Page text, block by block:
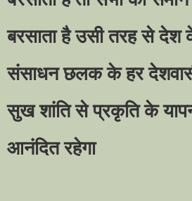
बरसाता है उसी तरह से
संसाधन छलक के हर
सुख शांति से प्रकृति के
आनंदित रहेगा